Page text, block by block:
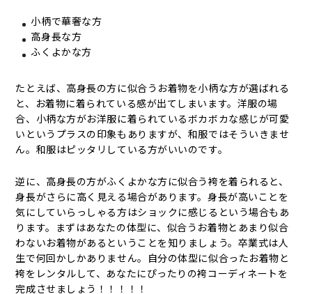
小柄で華奢な方
高身長な方
ふくよかな方
たとえば、高身長の方に似合うお着物を小柄な方が選ばれる
と、お着物に着られている感が出てしまいます。洋服の場
合、小柄な方がお洋服に着られているボカボカな感じが可愛
いというプラスの印象もありますが、和服ではそういきませ
ん。和服はピッタリしている方がいいのです。
逆に、高身長の方がふくよかな方に似合う袴を着られると、
身長がさらに高く見える場合があります。身長が高いことを
気にしていらっしゃる方はショックに感じるという場合もあ
ります。まずはあなたの体型に、似合うお着物とあまり似合
わないお着物があるということを知りましょう。卒業式は人
生で何回かしかありません。自分の体型に似合ったお着物と
袴をレンタルして、あなたにぴったりの袴コーディネートを
完成させましょう！！！！！